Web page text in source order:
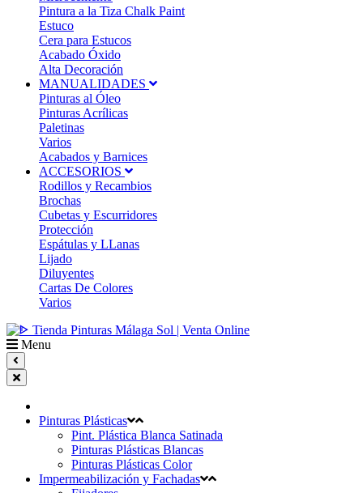
Pintura a la Tiza Chalk Paint
Estuco
Cera para Estucos
Acabado Óxido
Alta Decoración
MANUALIDADES
Pinturas al Óleo
Pinturas Acrílicas
Paletinas
Varios
Acabados y Barnices
ACCESORIOS
Rodillos y Recambios
Brochas
Cubetas y Escurridores
Protección
Espátulas y LLanas
Lijado
Diluyentes
Cartas De Colores
Varios
Menu
Pinturas Plásticas
Pint. Plástica Blanca Satinada
Pinturas Plásticas Blancas
Pinturas Plásticas Color
Impermeabilización y Fachadas